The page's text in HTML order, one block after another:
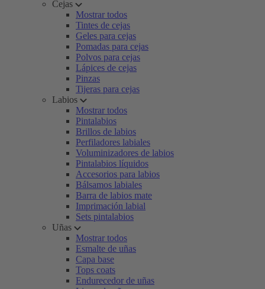
Cejas
Mostrar todos
Tintes de cejas
Geles para cejas
Pomadas para cejas
Polvos para cejas
Lápices de cejas
Pinzas
Tijeras para cejas
Labios
Mostrar todos
Pintalabios
Brillos de labios
Perfiladores labiales
Voluminizadores de labios
Pintalabios líquidos
Accesorios para labios
Bálsamos labiales
Barra de labios mate
Imprimación labial
Sets pintalabios
Uñas
Mostrar todos
Esmalte de uñas
Capa base
Tops coats
Endurecedor de uñas